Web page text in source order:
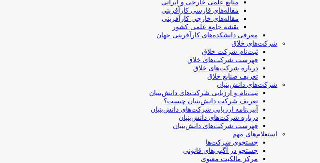
منابع علمی خارجی و ایرانی
مقاله‌های فارسی کارآفرینی
مقاله‌های خارجی کارآفرینی
نقشه جامع علمی کشور
معرفی دانشکده‌های کارآفرینی جهان
شرکت‌های خلاق
ثبت‌نام شرکت خلاق
فهرست شرکت‌های خلاق
درباره شرکت‌های خلاق
تعریف صنایع خلاق
شرکت‌های دانش‌بنیان
ثبت‌نام و ارزیابی شرکت‌های دانش‌بنیان
تعریف شرکت دانش‌بنیان چیست؟
آیین‌نامه ارزیابی شرکت‌های دانش‌بنیان
درباره شرکت‌های دانش‌بنیان
فهرست شرکت‌های دانش‌بنیان
استعلام‌های مهم
جستجوی شرکت‌ها
جستجو در آگهی‌های قانونی
مرکز مالکیت معنوی